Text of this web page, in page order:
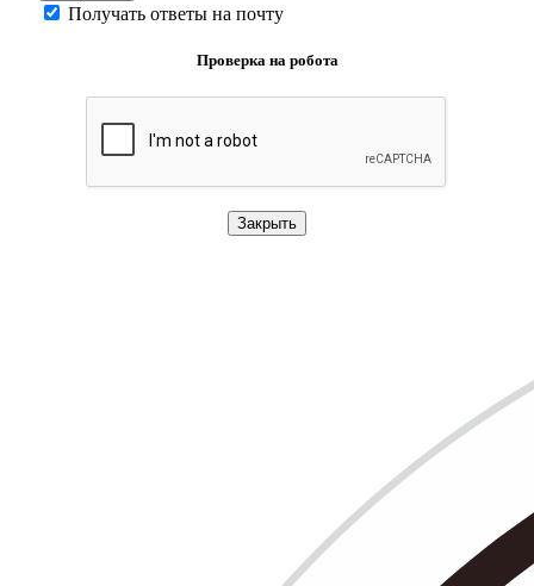
Получать ответы на почту
Проверка на робота
Закрыть